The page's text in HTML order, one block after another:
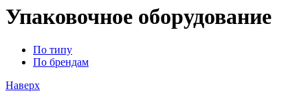
Упаковочное оборудование
По типу
По брендам
Наверх